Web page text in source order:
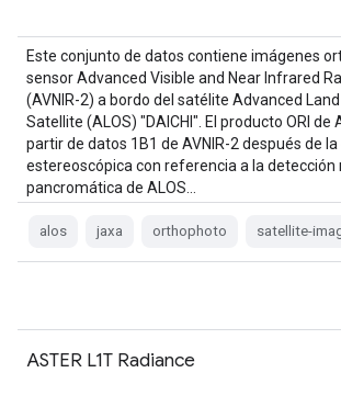
Este conjunto de datos contiene imágenes
sensor Advanced Visible and Near Infrared
(AVNIR-2) a bordo del satélite Advanced
Satellite (ALOS) "DAICHI". El producto ORI de
partir de datos 1B1 de AVNIR-2 después de
estereoscópica con referencia a la detección
pancromática de ALOS…
alos jaxa orthophoto satellite-
ASTER L1T Radiance